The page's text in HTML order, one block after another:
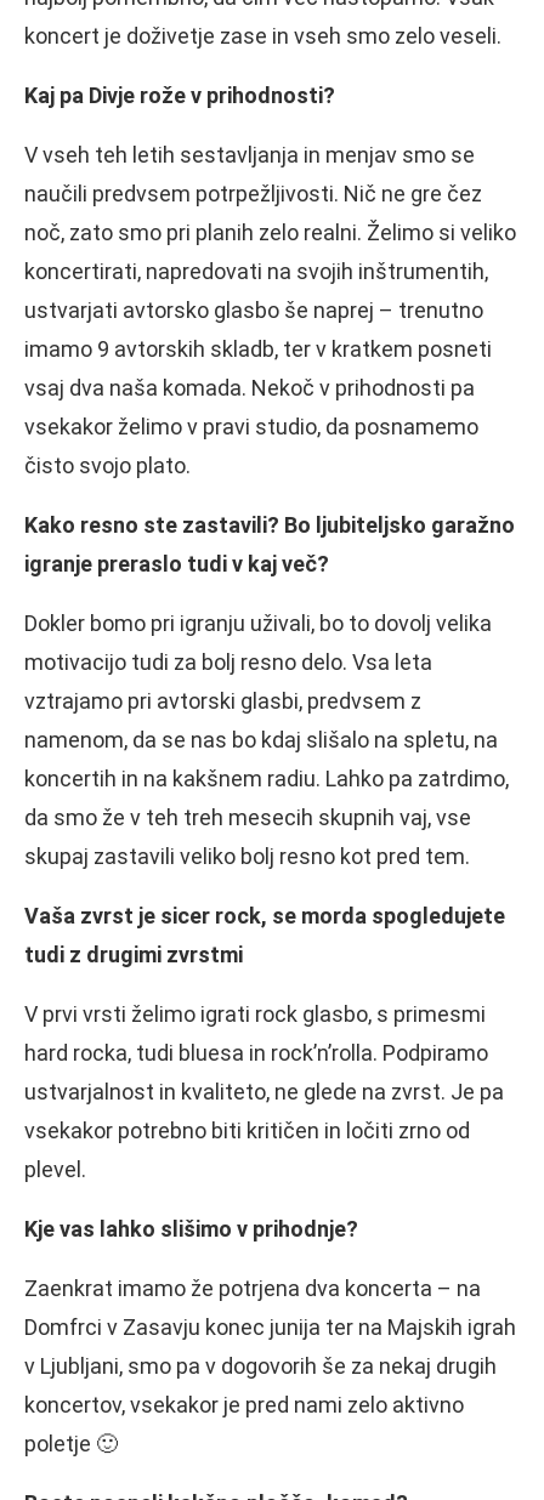
koncert je doživetje zase in vseh smo zelo veseli.
Kaj pa Divje rože v prihodnosti?
V vseh teh letih sestavljanja in menjav smo se
naučili predvsem potrpežljivosti. Nič ne gre čez
noč, zato smo pri planih zelo realni. Želimo si veliko
koncertirati, napredovati na svojih inštrumentih,
ustvarjati avtorsko glasbo še naprej – trenutno
imamo 9 avtorskih skladb, ter v kratkem posneti
vsaj dva naša komada. Nekoč v prihodnosti pa
vsekakor želimo v pravi studio, da posnamemo
čisto svojo plato.
Kako resno ste zastavili? Bo ljubiteljsko garažno
igranje preraslo tudi v kaj več?
Dokler bomo pri igranju uživali, bo to dovolj velika
motivacijo tudi za bolj resno delo. Vsa leta
vztrajamo pri avtorski glasbi, predvsem z
namenom, da se nas bo kdaj slišalo na spletu, na
koncertih in na kakšnem radiu. Lahko pa zatrdimo,
da smo že v teh treh mesecih skupnih vaj, vse
skupaj zastavili veliko bolj resno kot pred tem.
Vaša zvrst je sicer rock, se morda spogledujete
tudi z drugimi zvrstmi
V prvi vrsti želimo igrati rock glasbo, s primesmi
hard rocka, tudi bluesa in rock’n’rolla. Podpiramo
ustvarjalnost in kvaliteto, ne glede na zvrst. Je pa
vsekakor potrebno biti kritičen in ločiti zrno od
plevel.
Kje vas lahko slišimo v prihodnje?
Zaenkrat imamo že potrjena dva koncerta – na
Domfrci v Zasavju konec junija ter na Majskih igrah
v Ljubljani, smo pa v dogovorih še za nekaj drugih
koncertov, vsekakor je pred nami zelo aktivno
poletje 🙂